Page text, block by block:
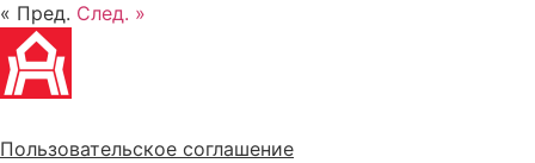
« Пред. След. »
Пользовательское соглашение